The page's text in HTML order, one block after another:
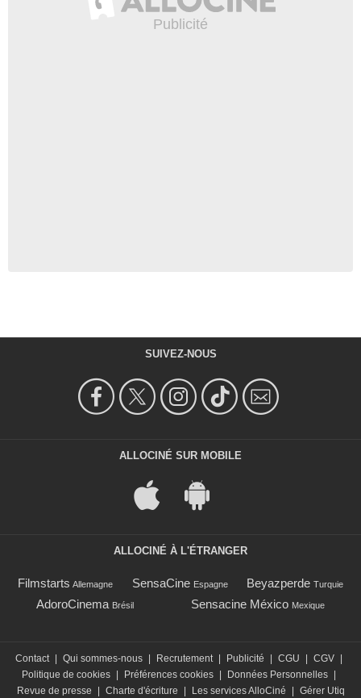
SUIVEZ-NOUS
ALLOCINÉ SUR MOBILE
ALLOCINÉ À L'ÉTRANGER
Filmstarts Allemagne SensaCine Espagne Beyazperde Turquie
AdoroCinema Brésil Sensacine México Mexique
Contact Qui sommes-nous Recrutement Publicité CGU CGV
Politique de cookies
Préférences cookies Données Personnelles
Revue de presse
Charte d'écriture Les services AlloCiné Gérer Utiq